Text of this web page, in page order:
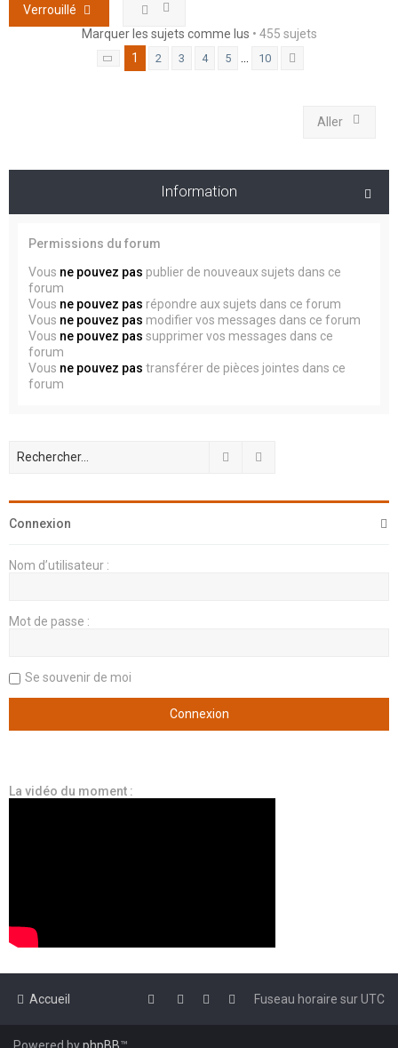
Verrouillé
Marquer les sujets comme lus • 455 sujets
Page sur 10
1 2 3 4 5 … 10
Aller
Information
Permissions du forum
Vous ne pouvez pas publier de nouveaux sujets dans ce
forum
Vous ne pouvez pas répondre aux sujets dans ce forum
Vous ne pouvez pas modifier vos messages dans ce forum
Vous ne pouvez pas supprimer vos messages dans ce
forum
Vous ne pouvez pas transférer de pièces jointes dans ce
forum
Rechercher
Connexion
Nom d’utilisateur :
Mot de passe :
Se souvenir de moi
La vidéo du moment :
Accueil Fuseau horaire surUTC
Powered byphpBB™